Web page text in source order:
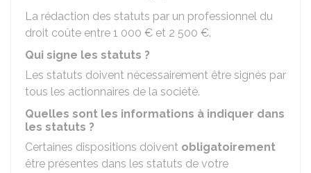
La rédaction des statuts par un professionnel du
droit coûte entre 1 000 € et 2 500 €.
Qui signe les statuts ?
Les statuts doivent nécessairement être signés par
tous les actionnaires de la société.
Quelles sont les informations à indiquer dans
les statuts ?
Certaines dispositions doivent obligatoirement
être présentes dans les statuts de votre